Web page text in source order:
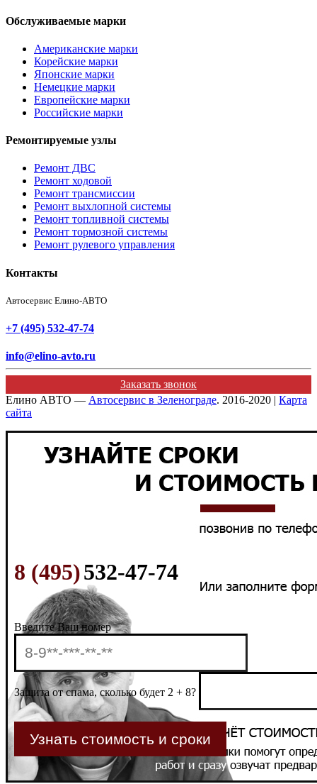
Обслуживаемые марки
Американские марки
Корейские марки
Японские марки
Немецкие марки
Европейские марки
Российские марки
Ремонтируемые узлы
Ремонт ДВС
Ремонт ходовой
Ремонт трансмиссии
Ремонт выхлопной системы
Ремонт топливной системы
Ремонт тормозной системы
Ремонт рулевого управления
Контакты
Автосервис Елино-АВТО
+7 (495) 532-47-74
info@elino-avto.ru
Заказать звонок
Елино АВТО — Автосервис в Зеленограде. 2016-2020 | Карта
сайта
8 (495)532-47-74
Введите Ваш номер
Защита от спама, сколько будет 2 + 8?